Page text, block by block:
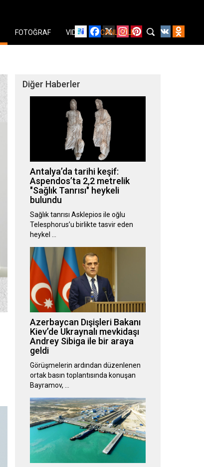
Facebook
X Instagram
PinterestYouTube
VK
FOTOĞRAF VIDEO CANLI İZLE
Diğer Haberler
Antalya’da tarihi keşif:
Aspendos’ta 2,2 metrelik
"Sağlık Tanrısı" heykeli
bulundu
Sağlık tanrısı Asklepios ile oğlu
Telesphorus’u birlikte tasvir eden
heykel …
Azerbaycan Dışişleri Bakanı
Kiev’de Ukraynalı mevkidaşı
Andrey Sibiga ile bir araya
geldi
Görüşmelerin ardından düzenlenen
ortak basın toplantısında konuşan
Bayramov, …